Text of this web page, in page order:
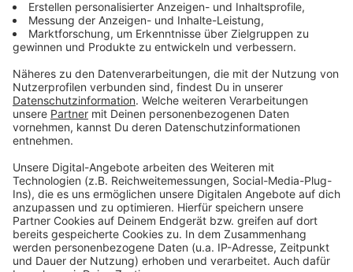
Details durch und stimmen Sie der
Nutzung des Service zu, um dieses
Video anzusehen.
Mehr Informationen
Akzeptieren
Management Platform
Offizielles Video
Anzeige
Anzeige